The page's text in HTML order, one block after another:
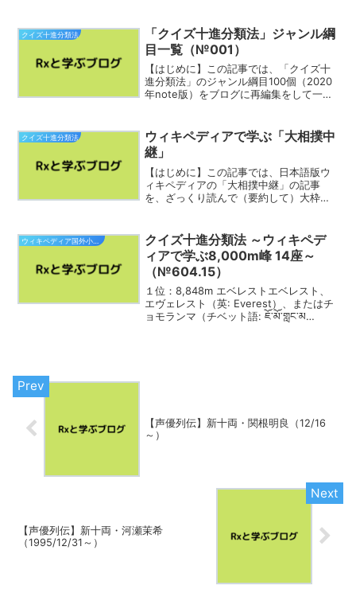
NHKラジオ第2放送 より（以下、同）
内容NHK教育...
クイズ十進分類法
「クイズ十進分類法」ジャンル綱
目一覧（№001）
【はじめに】この記事では、「クイズ十
進分類法」のジャンル綱目100個（2020
年note版）をブログに再編集をして一覧
の強調スニペットより再輸入（引用）
「クイズ十...
クイズ十進分類法
ウィキペディアで学ぶ「大相撲中
継」
【はじめに】この記事では、日本語版ウ
ィキペディアの「大相撲中継」の記事
を、ざっくり読んで（要約して）大枠を
いきますので、ぜひ初心者の方がポイン
トを抑えるのにお読み頂けれ...
クイズ十進分類法 ～ウィキペデ
ィアで学ぶ8,000m峰 14座～
（№604.15）
１位：8,848m エベレストエベレスト、
エヴェレスト（英: Everest）、またはチ
ョモランマ（チベット語: ཇོ་མོ་གླང་མ
【声優列伝】新十両・関根明良（12/16
～）
【声優列伝】新十両・河瀬茉希
（1995/12/31～）